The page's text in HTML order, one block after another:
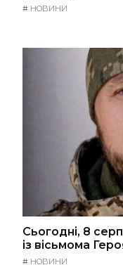
# НОВИНИ
Сьогодні, 8
із вісьмома
# НОВИНИ